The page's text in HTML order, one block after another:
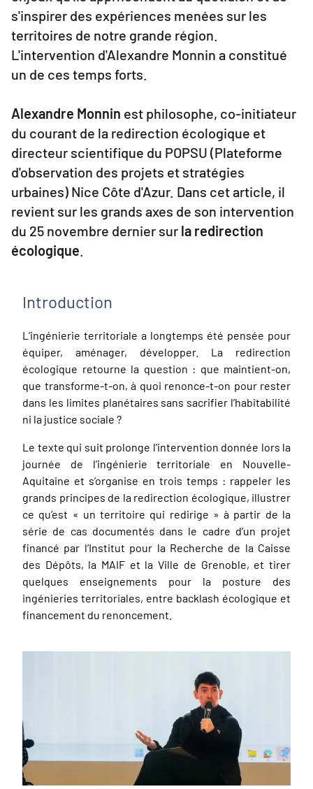
s'inspirer des expériences menées sur les
territoires de notre grande région.
L'intervention d'Alexandre Monnin a constitué
un de ces temps forts.
Alexandre Monnin est philosophe, co-initiateur
du courant de la redirection écologique et
directeur scientifique du POPSU (Plateforme
d'observation des projets et stratégies
urbaines) Nice Côte d'Azur. Dans cet article, il
revient sur les grands axes de son intervention
du 25 novembre dernier sur la redirection
écologique.
Introduction
L’ingénierie territoriale a longtemps été pensée pour
équiper, aménager, développer. La redirection
écologique retourne la question : que maintient-on,
que transforme-t-on, à quoi renonce-t-on pour rester
dans les limites planétaires sans sacrifier l’habitabilité
ni la justice sociale ?
Le texte qui suit prolonge l'intervention donnée lors la
journée de l’ingénierie territoriale en Nouvelle-
Aquitaine et s’organise en trois temps : rappeler les
grands principes de la redirection écologique, illustrer
ce qu’est « un territoire qui redirige » à partir de la
série de cas documentés dans le cadre d’un projet
financé par l’Institut pour la Recherche de la Caisse
des Dépôts, la MAIF et la Ville de Grenoble, et tirer
quelques enseignements pour la posture des
ingénieries territoriales, entre backlash écologique et
financement du renoncement.